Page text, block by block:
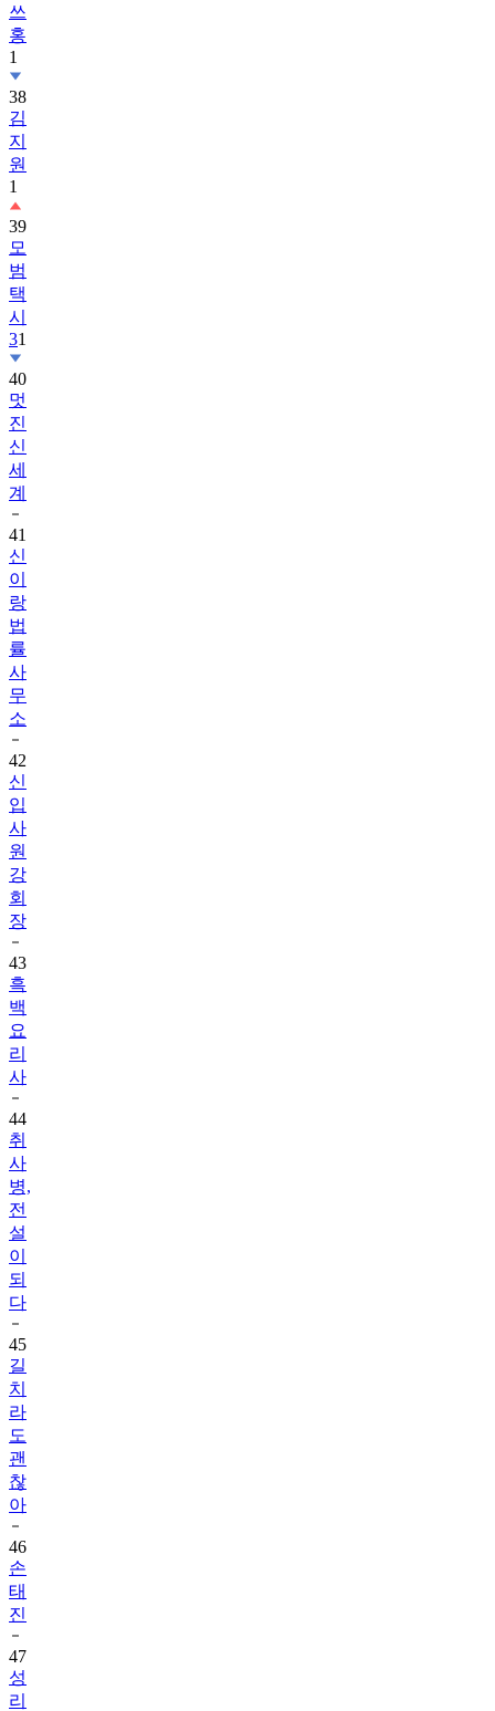
쓰
홍
1
38
김
지
원
1
39
모
범
택
시
31
40
멋
진
신
세
계
41
신
이
랑
법
률
사
무
소
42
신
입
사
원
강
회
장
43
흑
백
요
리
사
44
취
사
병,
전
설
이
되
다
45
길
치
라
도
괜
찮
아
46
손
태
진
47
성
리